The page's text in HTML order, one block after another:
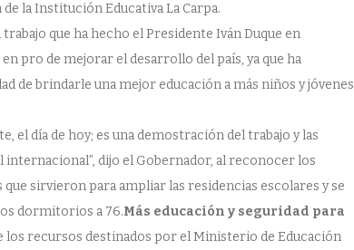
la Institución Educativa La Carpa.
que ha hecho el Presidente Iván Duque en
pro de mejorar el desarrollo del país, ya que ha
de brindarle una mejor educación a más niños y jóvenes
el día de hoy; es una demostración del trabajo y las
internacional”, dijo el Gobernador, al reconocer los
sirvieron para ampliar las residencias escolares y se
dormitorios a 76.Más educación y seguridad para
los recursos destinados por el Ministerio de Educación